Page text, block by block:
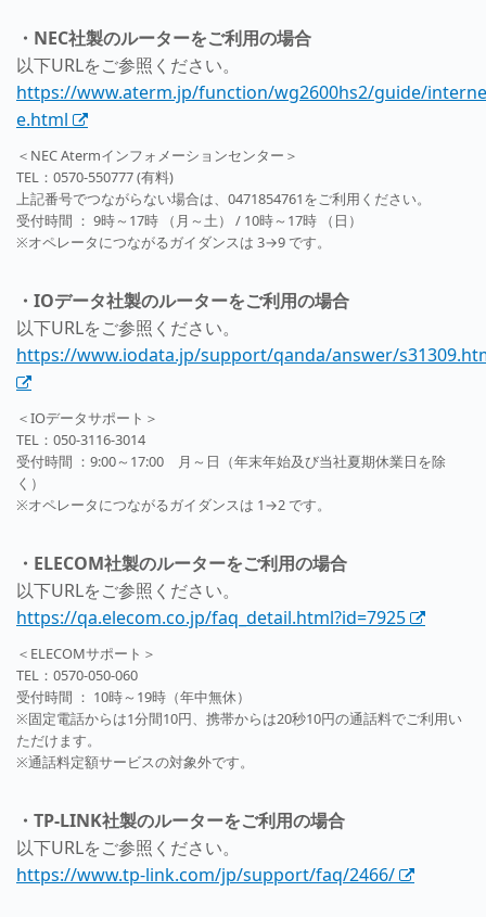
・NEC社製のルーターをご利用の場合
以下URLをご参照ください。
https://www.aterm.jp/function/wg2600hs2/guide/
e.html
＜NEC Atermインフォメーションセンター＞
TEL：0570-550777 (有料)
上記番号でつながらない場合は、0471854761をご利用ください。
受付時間 ： 9時～17時 （月～土） / 10時～17時 （日）
※オペレータにつながるガイダンスは 3→9 です。
・IOデータ社製のルーターをご利用の場合
以下URLをご参照ください。
https://www.iodata.jp/support/qanda/answer/
＜IOデータサポート＞
TEL：050-3116-3014
受付時間 ：9:00～17:00 月～日（年末年始及び当社夏期休業日を除
く）
※オペレータにつながるガイダンスは 1→2 です。
・ELECOM社製のルーターをご利用の場合
以下URLをご参照ください。
https://qa.elecom.co.jp/faq_detail.html?id=7925
＜ELECOMサポート＞
TEL：0570-050-060
受付時間 ： 10時～19時（年中無休）
※固定電話からは1分間10円、携帯からは20秒10円の通話料でご利用い
ただけます。
※通話料定額サービスの対象外です。
・TP-LINK社製のルーターをご利用の場合
以下URLをご参照ください。
https://www.tp-link.com/jp/support/faq/2466/